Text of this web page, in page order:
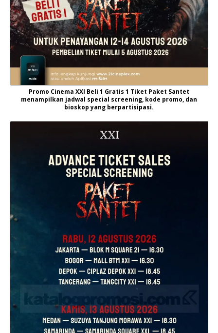
Promo Cinema XXI Beli 1 Gratis 1 Tiket Paket Santet
menampilkan jadwal special screening, kode promo, dan
bioskop yang berpartisipasi.